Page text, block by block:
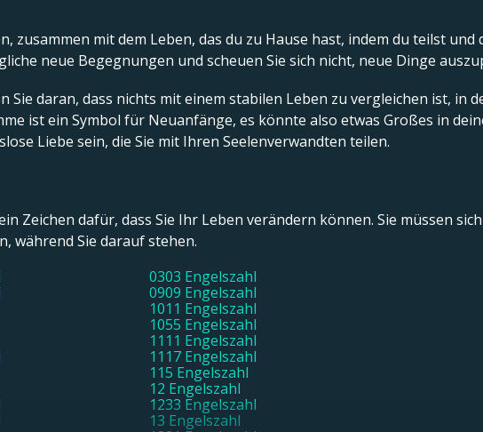
mit dem Leben, das du zu Hause hast, indem du teilst und
neue Begegnungen und scheuen Sie sich nicht, neue Dinge
daran, dass nichts mit einem stabilen Leben zu vergleichen ist, in
ist ein Symbol für Neuanfänge, es könnte also etwas Großes in
Liebe sein, die Sie mit Ihren Seelenverwandten teilen.
Zeichen dafür, dass Sie Ihr Leben verändern können. Sie müssen
während Sie darauf stehen.
0303 Engelszahl
0909 Engelszahl
1011 Engelszahl
1055 Engelszahl
1111 Engelszahl
1117 Engelszahl
115 Engelszahl
12 Engelszahl
1233 Engelszahl
13 Engelszahl